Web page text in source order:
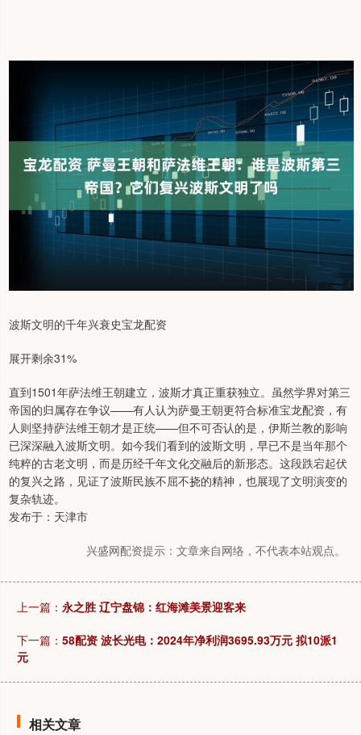
波斯文明的千年兴衰史宝龙配资
展开剩余31%
直到1501年萨法维王朝建立，波斯才真正重获独立。虽然学界对第三
帝国的归属存在争议——有人认为萨曼王朝更符合标准宝龙配资，有
人则坚持萨法维王朝才是正统——但不可否认的是，伊斯兰教的影响
已深深融入波斯文明。如今我们看到的波斯文明，早已不是当年那个
纯粹的古老文明，而是历经千年文化交融后的新形态。这段跌宕起伏
的复兴之路，见证了波斯民族不屈不挠的精神，也展现了文明演变的
复杂轨迹。
发布于：天津市
兴盛网配资提示：文章来自网络，不代表本站观点。
上一篇： 永之胜 辽宁盘锦：红海滩美景迎客来
下一篇： 58配资 波长光电：2024年净利润3695.93万元 拟10派1
元
相关文章